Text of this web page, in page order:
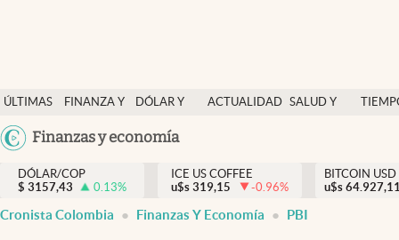
ÚLTIMAS
NOTICIAS
FINANZA Y
DÓLAR Y
ACTUALIDAD SALUD Y
México
Finanzas y economía
Salud y nutrición
Vida espiritual
Actualidad
DÓLAR/COP
$ 3157,43 0.13%
ICE US COFFEE
u$s 319,15 -0.96%
BITCOIN USD
u$s
Cronista Colombia Finanzas Y Economía PBI